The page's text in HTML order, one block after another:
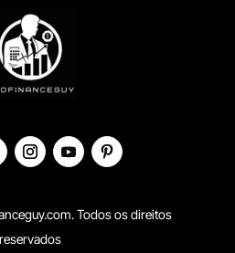
Todos os direitos
reservados